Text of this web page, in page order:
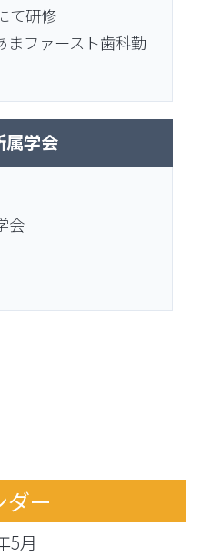
て研修
まファースト歯科勤
属学会
会
ダー
5月